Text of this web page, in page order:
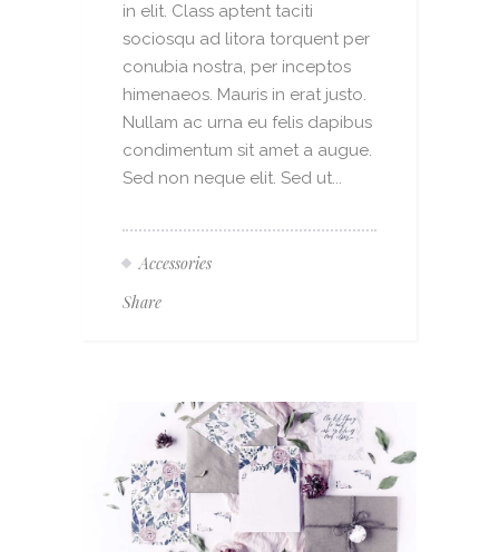
in elit. Class aptent taciti
sociosqu ad litora torquent per
conubia nostra, per inceptos
himenaeos. Mauris in erat justo.
Nullam ac urna eu felis dapibus
condimentum sit amet a augue.
Sed non neque elit. Sed ut...
Accessories
Share